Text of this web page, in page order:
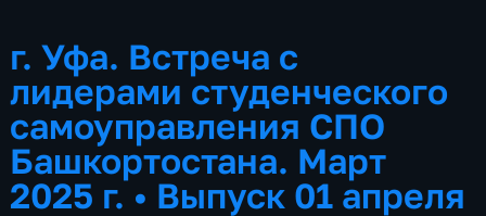
г. Уфа. Встреча с
лидерами студенческого
самоуправления СПО
Башкортостана. Март
2025 г.• Выпуск 01 апреля